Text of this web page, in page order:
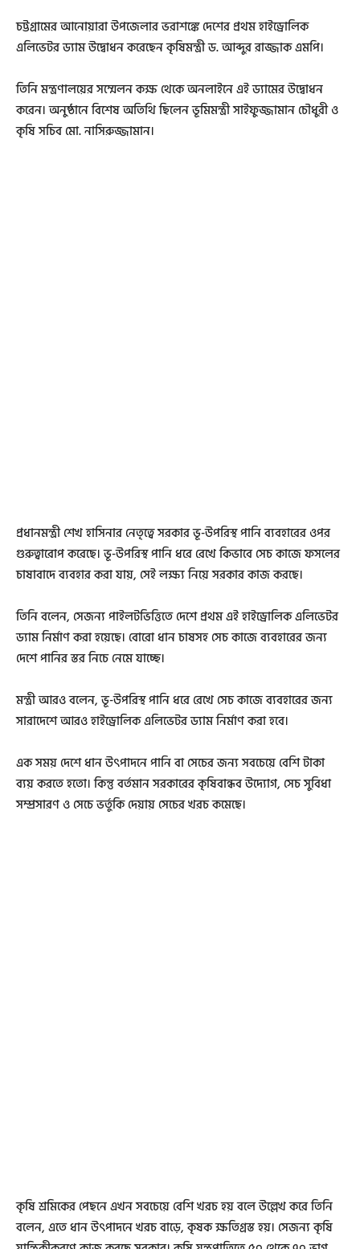
চট্টগ্রামের আনোয়ারা উপজেলার ভরাশঙ্কে দেশের প্রথম হাইড্রোলিক
এলিভেটর ড্যাম উদ্বোধন করেছেন কৃষিমন্ত্রী ড. আব্দুর রাজ্জাক এমপি।
তিনি মন্ত্রণালয়ের সম্মেলন কক্ষ থেকে অনলাইনে এই ড্যামের উদ্বোধন
করেন। অনুষ্ঠানে বিশেষ অতিথি ছিলেন ভূমিমন্ত্রী সাইফুজ্জামান চৌধুরী ও
কৃষি সচিব মো. নাসিরুজ্জামান।
প্রধানমন্ত্রী শেখ হাসিনার নেতৃত্বে সরকার ভূ-উপরিস্থ পানি ব্যবহারের ওপর
গুরুত্বারোপ করেছে। ভূ-উপরিস্থ পানি ধরে রেখে কিভাবে সেচ কাজে ফসলের
চাষাবাদে ব্যবহার করা যায়, সেই লক্ষ্য নিয়ে সরকার কাজ করছে।
তিনি বলেন, সেজন্য পাইলটভিত্তিতে দেশে প্রথম এই হাইড্রোলিক এলিভেটর
ড্যাম নির্মাণ করা হয়েছে। বোরো ধান চাষসহ সেচ কাজে ব্যবহারের জন্য
দেশে পানির স্তর নিচে নেমে যাচ্ছে।
মন্ত্রী আরও বলেন, ভূ-উপরিস্থ পানি ধরে রেখে সেচ কাজে ব্যবহারের জন্য
সারাদেশে আরও হাইড্রোলিক এলিভেটর ড্যাম নির্মাণ করা হবে।
এক সময় দেশে ধান উৎপাদনে পানি বা সেচের জন্য সবচেয়ে বেশি টাকা
ব্যয় করতে হতো। কিন্তু বর্তমান সরকারের কৃষিবান্ধব উদ্যোগ, সেচ সুবিধা
সম্প্রসারণ ও সেচে ভর্তুকি দেয়ায় সেচের খরচ কমেছে।
কৃষি শ্রমিকের পেছনে এখন সবচেয়ে বেশি খরচ হয় বলে উল্লেখ করে তিনি
বলেন, এতে ধান উৎপাদনে খরচ বাড়ে, কৃষক ক্ষতিগ্রস্ত হয়। সেজন্য কৃষি